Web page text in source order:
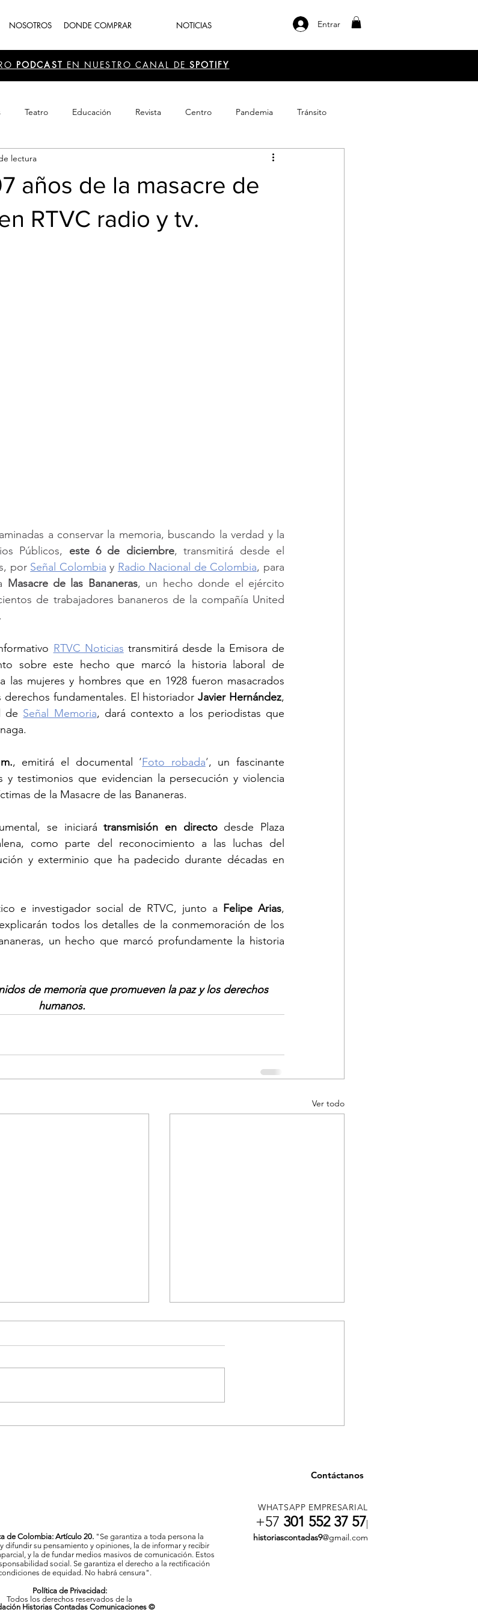
NOSOTROS DONDE COMPRAR NOTICIAS Entrar
PODCAST EN NUESTRO CANAL DE SPOTIFY
Teatro Educación Revista Centro Pandemia Tránsito
Emprendimiento
años de la masacre de
RTVC radio y tv.
lectura
a conservar la memoria, buscando la verdad y la
Públicos, este 6 de diciembre, transmitirá desde el
por Señal Colombia y Radio Nacional de Colombia, para
Masacre de las Bananeras, un hecho donde el ejército
de trabajadores bananeros de la compañía United
RTVC Noticias transmitirá desde la Emisora de
sobre este hecho que marcó la historia laboral de
las mujeres y hombres que en 1928 fueron masacrados
fundamentales. El historiador Javier Hernández,
de Señal Memoria, dará contexto a los periodistas que
, emitirá el documental ‘Foto robada’, un fascinante
y testimonios que evidencian la persecución y violencia
de la Masacre de las Bananeras.
se iniciará transmisión en directo desde Plaza
como parte del reconocimiento a las luchas del
y exterminio que ha padecido durante décadas en
e investigador social de RTVC, junto a Felipe Arias,
todos los detalles de la conmemoración de los
un hecho que marcó profundamente la historia
de memoria que promueven la paz y los derechos
humanos.
Ver todo
Contáctanos
de Colombia: Artículo 20. "Se garantiza a toda persona la
difundir su pensamiento y opiniones, la de informar y recibir
y la de fundar medios masivos de comunicación. Estos
social. Se garantiza el derecho a la rectificación
de equidad. No habrá censura".
Política de Privacidad:
WHATSAPP EMPRESARIAL
+57 301 552 37 57|
historiascontadas9@gmail.com
Todos los derechos reservados de la
Historias Contadas Comunicaciones ©